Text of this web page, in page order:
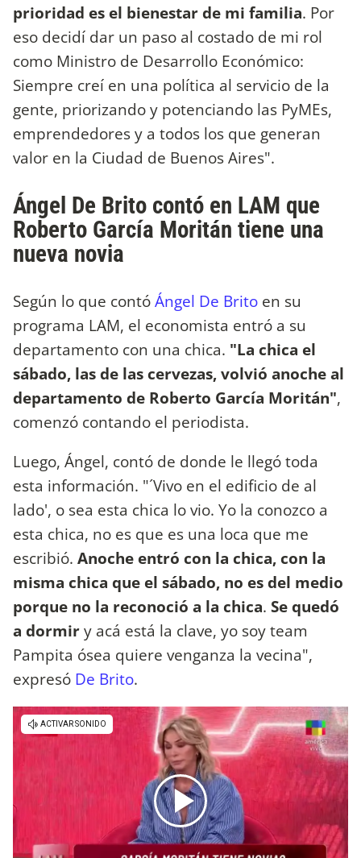
prioridad es el bienestar de mi familia. Por
eso decidí dar un paso al costado de mi rol
como Ministro de Desarrollo Económico:
Siempre creí en una política al servicio de la
gente, priorizando y potenciando las PyMEs,
emprendedores y a todos los que generan
valor en la Ciudad de Buenos Aires".
Ángel De Brito contó en LAM que
Roberto García Moritán tiene una
nueva novia
Según lo que contóÁngel De Brito en su
programa LAM, el economista entró a su
departamento con una chica. "La chica el
sábado, las de las cervezas, volvió anoche al
departamento de Roberto García Moritán",
comenzó contando el periodista.
Luego, Ángel, contó de donde le llegó toda
esta información. "´Vivo en el edificio de al
lado', o sea esta chica lo vio. Yo la conozco a
esta chica, no es que es una loca que me
escribió. Anoche entró con la chica, con la
misma chica que el sábado, no es del medio
porque no la reconoció a la chica. Se quedó
a dormiry acá está la clave, yo soy team
Pampita ósea quiere venganza la vecina",
expresó De Brito.